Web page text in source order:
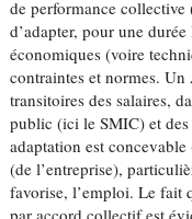
de performance
d’adapter, pour une
économiques (voire
contraintes et normes. Un
transitoires des salaires,
public (ici le SMIC) et
adaptation est
(de l’entreprise),
favorise, l’emploi. Le fait
par accord collectif est